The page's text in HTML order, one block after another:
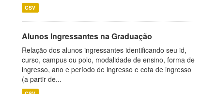
CSV
Alunos Ingressantes na Graduação
Relação dos alunos ingressantes identificando seu id,
curso, campus ou polo, modalidade de ensino, forma de
ingresso, ano e período de ingresso e cota de ingresso
(a partir de...